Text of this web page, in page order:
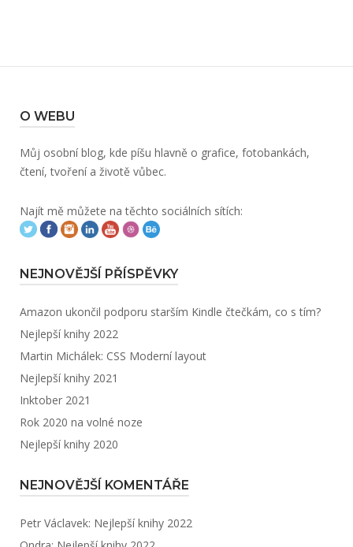
O WEBU
Můj osobní blog, kde píšu hlavně o grafice, fotobankách,
čtení, tvoření a životě vůbec.
Najít mě můžete na těchto sociálních sítích:
NEJNOVĚJŠÍ PŘÍSPĚVKY
Amazon ukončil podporu starším Kindle čtečkám, co s tím?
Nejlepší knihy 2022
Martin Michálek: CSS Moderní layout
Nejlepší knihy 2021
Inktober 2021
Rok 2020 na volné noze
Nejlepší knihy 2020
NEJNOVĚJŠÍ KOMENTÁŘE
Petr Václavek: Nejlepší knihy 2022